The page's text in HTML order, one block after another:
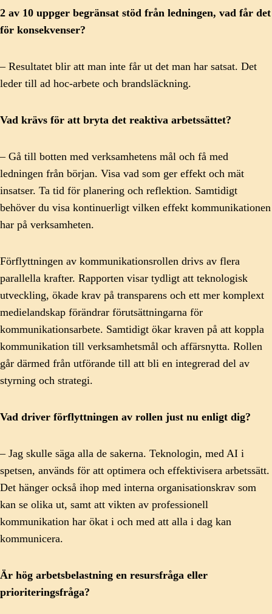
2 av 10 uppger begränsat stöd från ledningen, vad får det
för konsekvenser?
– Resultatet blir att man inte får ut det man har satsat. Det
leder till ad hoc-arbete och brandsläckning.
Vad krävs för att bryta det reaktiva arbetssättet?
– Gå till botten med verksamhetens mål och få med
ledningen från början. Visa vad som ger effekt och mät
insatser. Ta tid för planering och reflektion. Samtidigt
behöver du visa kontinuerligt vilken effekt kommunikationen
har på verksamheten.
Förflyttningen av kommunikationsrollen drivs av flera
parallella krafter. Rapporten visar tydligt att teknologisk
utveckling, ökade krav på transparens och ett mer komplext
medielandskap förändrar förutsättningarna för
kommunikationsarbete. Samtidigt ökar kraven på att koppla
kommunikation till verksamhetsmål och affärsnytta. Rollen
går därmed från utförande till att bli en integrerad del av
styrning och strategi.
Vad driver förflyttningen av rollen just nu enligt dig?
– Jag skulle säga alla de sakerna. Teknologin, med AI i
spetsen, används för att optimera och effektivisera arbetssätt.
Det hänger också ihop med interna organisationskrav som
kan se olika ut, samt att vikten av professionell
kommunikation har ökat i och med att alla i dag kan
kommunicera.
Är hög arbetsbelastning en resursfråga eller
prioriteringsfråga?